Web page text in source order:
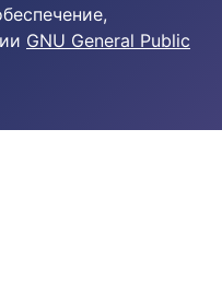
GNU General Public